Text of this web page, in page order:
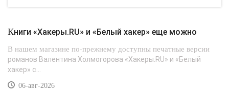
Книги «Хакеры.RU» и «Белый хакер» еще можно
В нашем магазине по-прежнему доступны печатные версии
романов Валентина Холмогорова «Хакеры.RU» и «Белый
хакер» с...
06-авг-2026